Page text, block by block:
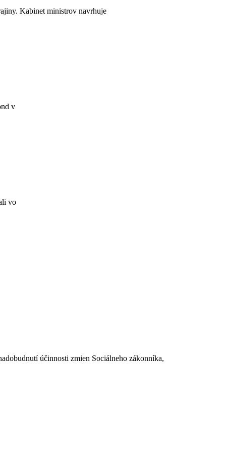
Kabinet ministrov navrhuje
v
vo
účinnosti zmien Sociálneho zákonníka,